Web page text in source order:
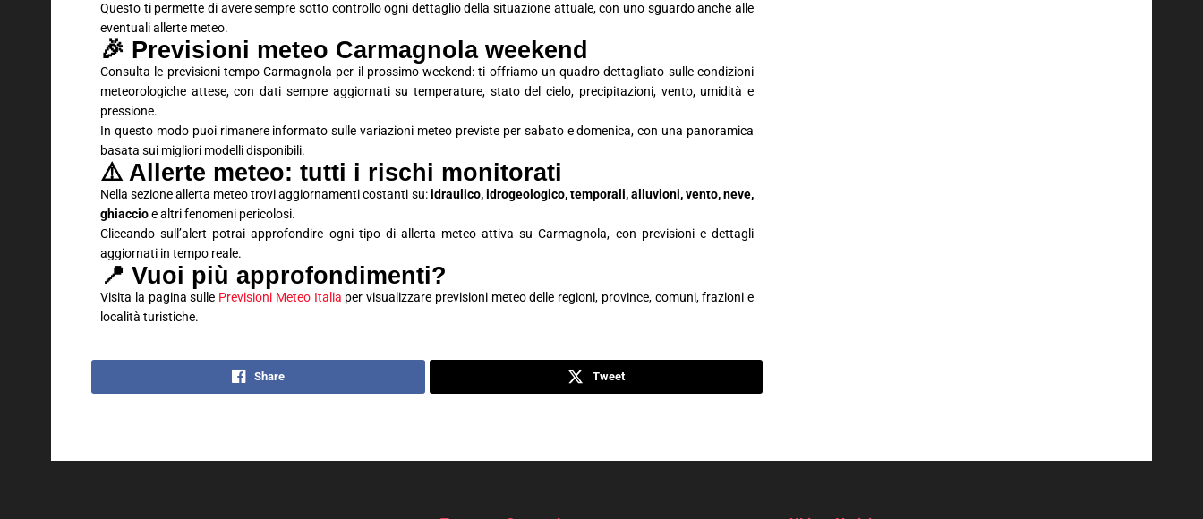
Questo ti permette di avere sempre sotto controllo ogni dettaglio della situazione attuale, con uno sguardo anche alle
eventuali allerte meteo.
🎉 Previsioni meteo Carmagnola weekend
Consulta le previsioni tempo Carmagnola per il prossimo weekend: ti offriamo un quadro dettagliato sulle condizioni
meteorologiche attese, con dati sempre aggiornati su temperature, stato del cielo, precipitazioni, vento, umidità e
pressione.
In questo modo puoi rimanere informato sulle variazioni meteo previste per sabato e domenica, con una panoramica
basata sui migliori modelli disponibili.
⚠️ Allerte meteo: tutti i rischi monitorati
Nella sezione allerta meteo trovi aggiornamenti costanti su:idraulico, idrogeologico, temporali, alluvioni, vento, neve,
ghiaccioe altri fenomeni pericolosi.
Cliccando sull’alert potrai approfondire ogni tipo di allerta meteo attiva su Carmagnola, con previsioni e dettagli
aggiornati in tempo reale.
📍 Vuoi più approfondimenti?
Visita la pagina sulle Previsioni Meteo Italia per visualizzare previsioni meteo delle regioni, province, comuni, frazioni e
località turistiche.
Share Tweet